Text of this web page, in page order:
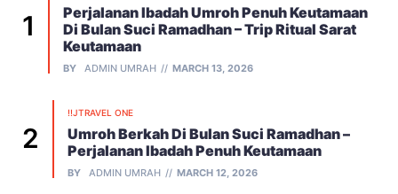
Perjalanan Ibadah Umroh Penuh Keutamaan
Di Bulan Suci Ramadhan – Trip Ritual Sarat
Keutamaan
BY ADMIN UMRAH MARCH 13, 2026
!!JTRAVEL ONE
Umroh Berkah Di Bulan Suci Ramadhan –
Perjalanan Ibadah Penuh Keutamaan
BY ADMIN UMRAH MARCH 12, 2026